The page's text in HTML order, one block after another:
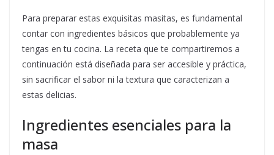
Para preparar estas exquisitas masitas, es fundamental
contar con ingredientes básicos que probablemente ya
tengas en tu cocina. La receta que te compartiremos a
continuación está diseñada para ser accesible y práctica,
sin sacrificar el sabor ni la textura que caracterizan a
estas delicias.
Ingredientes esenciales para la
masa